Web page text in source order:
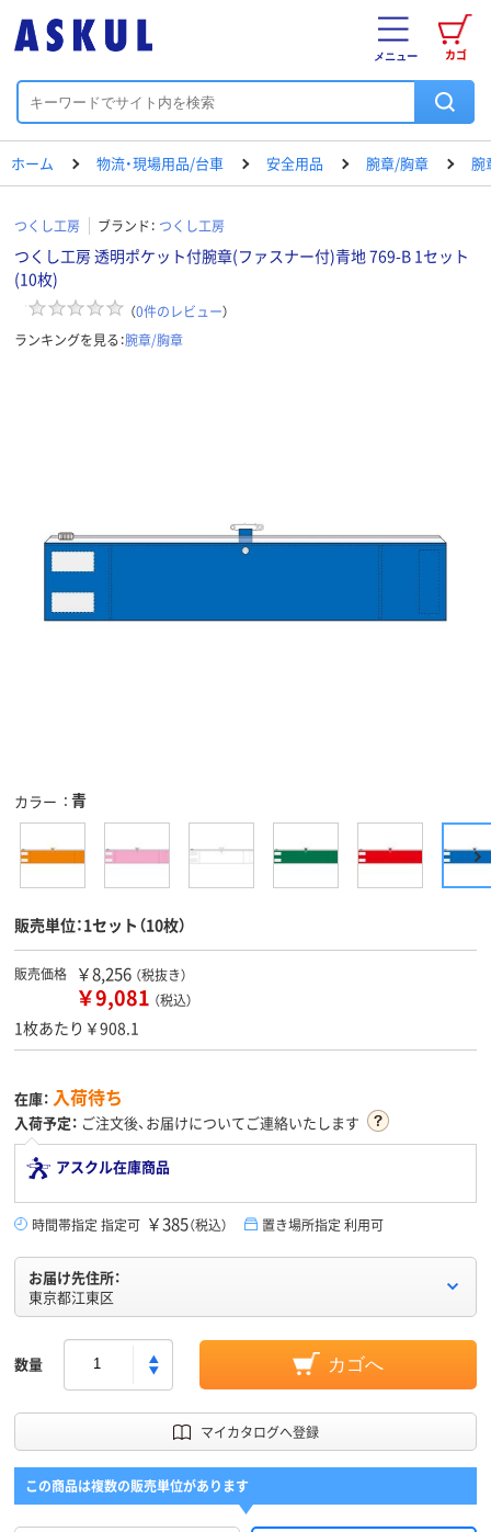
カゴ
メニュー
ホーム 物流・現場用品/台車 安全用品 腕章/胸章 腕
つくし工房 ブランド： つくし工房
つくし工房 透明ポケット付腕章(ファスナー付)青地 769-B 1セット
(10枚)
（0件のレビュー）
ランキングを見る：腕章/胸章
カラー 青
販売単位：1セット（10枚）
販売価格 ￥8,256 （税抜き）
￥9,081 （税込）
1枚あたり￥908.1
在庫： 入荷待ち
入荷予定： ご注文後、お届けについてご連絡いたします
アスクル在庫商品
時間帯指定 指定可 ￥385（税込） 置き場所指定 利用可
お届け先住所：
東京都江東区
数量 カゴへ
マイカタログへ登録
この商品は複数の販売単位があります